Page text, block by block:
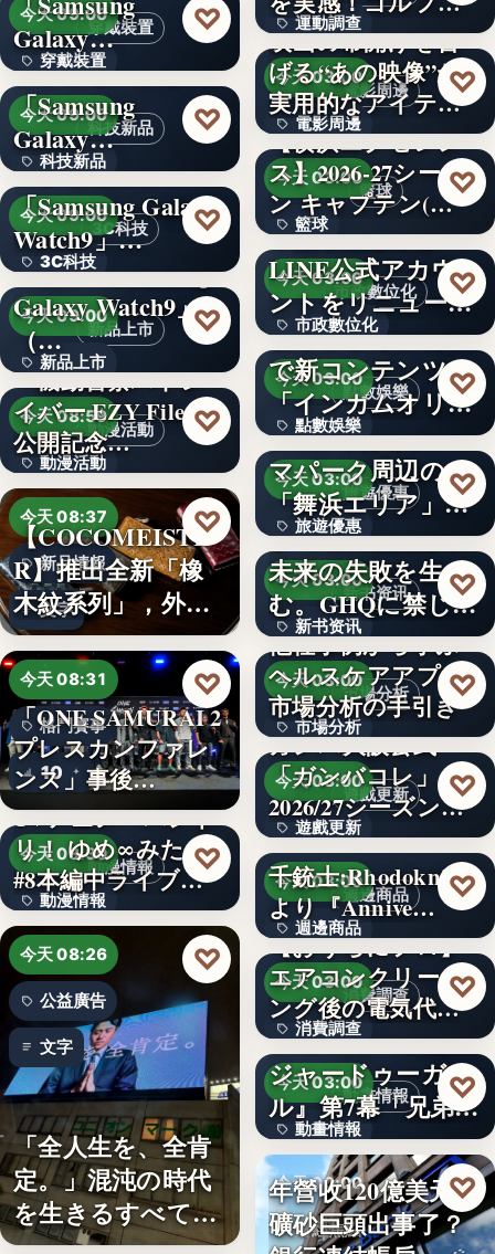
文字
穿戴裝置
今天 09:00
穿戴裝置
文字
Galaxy…
♡
科技新品
今天 09:00
科技新品
文字
＜ソフトバンク＞
「Samsung
Galaxy…
♡
3C科技
今天 09:00
3C科技
文字
＜ドコモ＞
「Samsung Galaxy
Watch9」…
♡
新品上市
今天 09:00
新品上市
文字
＜au＞「Samsung
Galaxy Watch9」
（…
♡
動漫活動
今天 08:59
動漫活動
3,000円
『機動警察パトレ
イバー EZY File 2』
公開記念…
♡
今天 08:37
新品情報
文字
【COCOMEISTE
R】推出全新「橡
木紋系列」，外層
採…
♡
今天 08:31
格鬥賽事
10
「ONE SAMURAI 2
プレスカンファレ
ンス」事後…
♡
動漫情報
今天 08:30
動漫情報
19,800円
TVアニメ「バンド
リ！ ゆめ∞みた」
#8本編中ライブ映
像…
♡
今天 08:26
公益廣告
文字
「全人生を、全肯
定。」混沌の時代
を生きるすべての
人へ贈る…
♡
運動調查
34%
始め…
電影周邊
今天 03:00
電影周邊
75
映画の幕開けを告
げる“あの映像”が
実用的なアイテム
に！「…
♡
籃球
今天 03:00
籃球
3
【横浜エクセレン
ス】2026-27シーズ
ン キャプテン(…
♡
市政數位化
今天 03:00
市政數位化
文字
千葉県茂原市が
LINE公式アカウ
ントをリニューア
ル！プレ…
♡
點數娛樂
今天 03:00
點數娛樂
文字
ポイントインカム
で新コンテンツ
「インカムオリ
パ」開始
♡
旅遊優惠
今天 03:00
旅遊優惠
文字
Peachで行くテー
マパーク周辺の
「舞浜エリア」ホ
テルも…
♡
新书资讯
今天 03:00
新书资讯
文字
かつての成功が、
未来の失敗を生
む。GHQに禁じら
れた「禁…
♡
市場分析
今天 03:00
市場分析
500
他社事例から学ぶ
ヘルスケアアプリ
市場分析の手引き
♡
遊戲更新
今天 03:00
遊戲更新
150
ガンバ大阪公式
「ガンバコレ」
2026/27シーズン開
幕！…
♡
週邊商品
今天 03:00
週邊商品
880円
千銃士:Rhodoknight
より『Annive…
♡
消費調查
今天 03:00
消費調查
40%
【おうちにプロ】
エアコンクリーニ
ング後の電気代削
減の実感…
♡
動畫情報
今天 03:00
動畫情報
文字
TVアニメ『天幕の
ジャードゥーガ
ル』第7幕「兄弟」
あらす…
♡
今天 00:00
財經焦點
年營收120億美元鐵
礦砂巨頭出事了？
♡